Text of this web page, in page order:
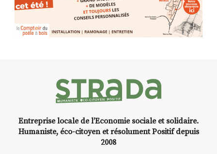
Programmée en off du festival
installation temporaire vous
INTERVIEW
Entreprise locale de l’Economie sociale et solidaire.
Humaniste, éco-citoyen et résolument Positif depuis
2008